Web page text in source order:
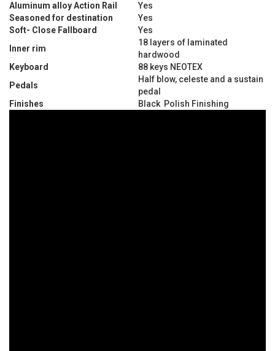
Aluminum alloy Action Rail
Yes
Seasoned for destination
Yes
Soft- Close Fallboard
Yes
Inner rim
18 layers of laminated
hardwood
Keyboard
88 keys NEOTEX
Pedals
Half blow, celeste and a sustain
pedal
Finishes
Black Polish Finishing